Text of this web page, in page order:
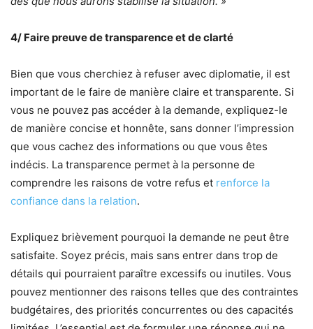
4/ Faire preuve de transparence et de clarté
Bien que vous cherchiez à refuser avec diplomatie, il est
important de le faire de manière claire et transparente. Si
vous ne pouvez pas accéder à la demande, expliquez-le
de manière concise et honnête, sans donner l’impression
que vous cachez des informations ou que vous êtes
indécis. La transparence permet à la personne de
comprendre les raisons de votre refus et renforce la
confiance dans la relation.
Expliquez brièvement pourquoi la demande ne peut être
satisfaite. Soyez précis, mais sans entrer dans trop de
détails qui pourraient paraître excessifs ou inutiles. Vous
pouvez mentionner des raisons telles que des contraintes
budgétaires, des priorités concurrentes ou des capacités